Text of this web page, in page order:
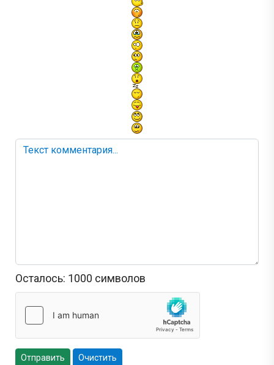
Осталось: 1000 символов
Отправить Очистить